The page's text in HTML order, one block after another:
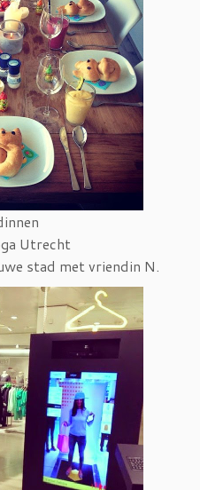
Utrecht
stad met vriendin N.